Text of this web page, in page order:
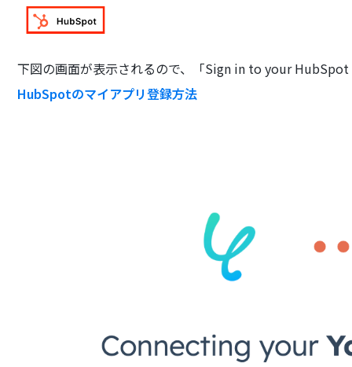
下図の画面が表示されるので、「Sign in to your
HubSpotのマイアプリ登録方法